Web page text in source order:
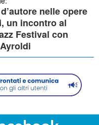
nelle opere
un incontro al
Festival con